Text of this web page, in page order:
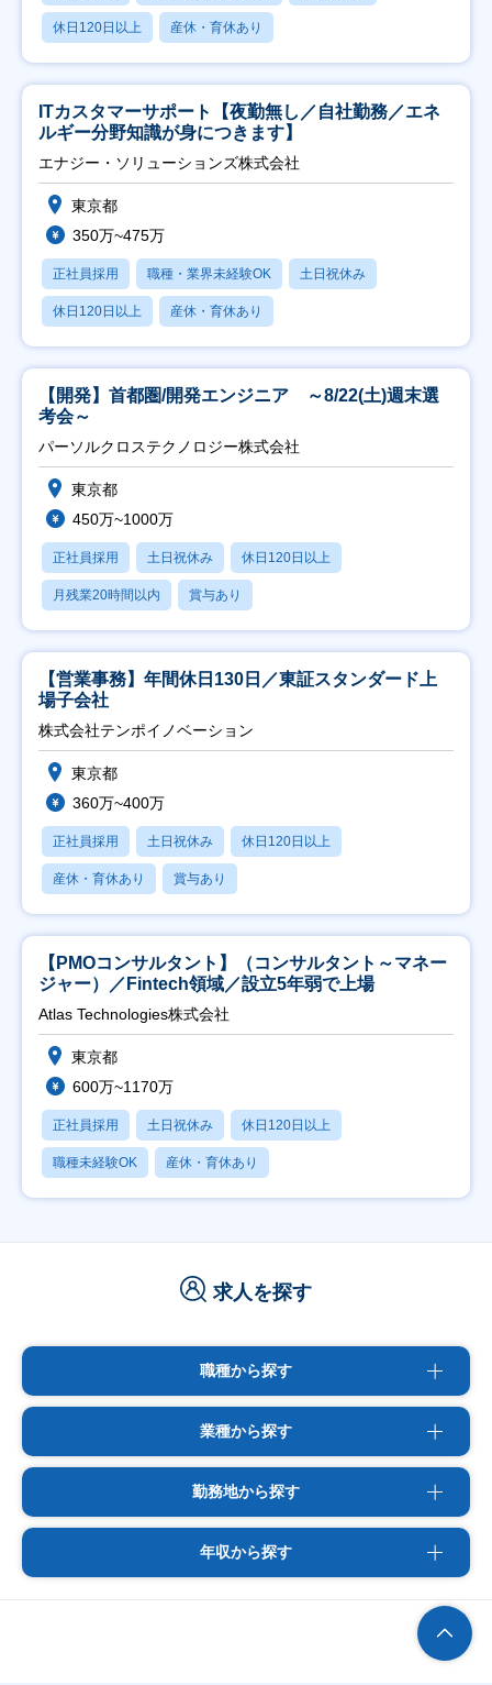
休日120日以上 産休・育休あり
ITカスタマーサポート【夜勤無し／自社勤務／エネ
ルギー分野知識が身につきます】
エナジー・ソリューションズ株式会社
東京都
350万~475万
正社員採用 職種・業界未経験OK 土日祝休み
休日120日以上 産休・育休あり
【開発】首都圏/開発エンジニア ～8/22(土)週末選
考会～
パーソルクロステクノロジー株式会社
東京都
450万~1000万
正社員採用 土日祝休み 休日120日以上
月残業20時間以内 賞与あり
【営業事務】年間休日130日／東証スタンダード上
場子会社
株式会社テンポイノベーション
東京都
360万~400万
正社員採用 土日祝休み 休日120日以上
産休・育休あり 賞与あり
【PMOコンサルタント】（コンサルタント～マネー
ジャー）／Fintech領域／設立5年弱で上場
Atlas Technologies株式会社
東京都
600万~1170万
正社員採用 土日祝休み 休日120日以上
職種未経験OK 産休・育休あり
求人を探す
職種から探す
業種から探す
勤務地から探す
年収から探す